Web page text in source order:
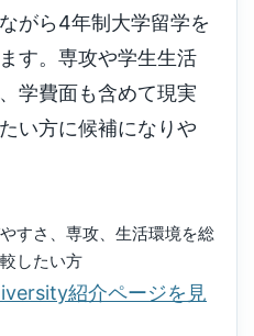
がら4年制大学留学を
す。専攻や学生生活
学費面も含めて現実
い方に候補になりや
すさ、専攻、生活環境を総
したい方
紹介ページを見